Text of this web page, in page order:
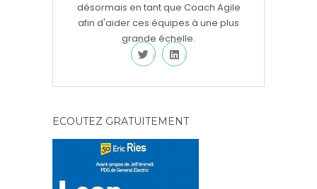
désormais en tant que Coach Agile
afin d'aider ces équipes à une plus
grande échelle.
ECOUTEZ GRATUITEMENT